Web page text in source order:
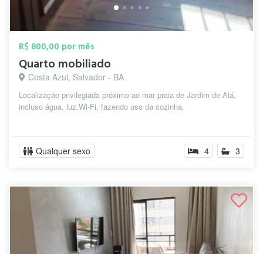
R$ 800,00 por mês
Quarto mobiliado
Costa Azul, Salvador - BA
Localização privilegiada próximo ao mar praia de Jardim de Alá,
incluso água, luz,Wi-Fi, fazendo uso da cozinha.
Qualquer sexo 4 3